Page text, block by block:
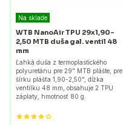
Na sklade
WTB NanoAir TPU 29x1,90-
2,50 MTB duša gal. ventil 48
mm
Ľahká duša z termoplastického
polyuretánu pre 29" MTB plášte, pre
šírku plášťa 1,90-2,50", dĺžka
ventilku 48 mm, obsahuje 2 TPU
záplaty, hmotnosť 80 g.